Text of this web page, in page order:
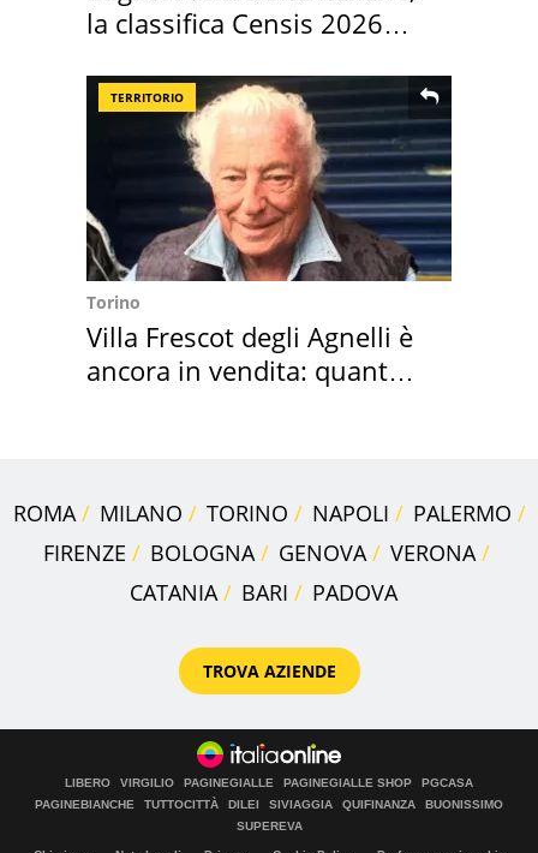
la classifica Censis 2026
TERRITORIO
Torino
Villa Frescot degli Agnelli è
ancora in vendita: quanto
ROMA MILANO TORINO NAPOLI
PALERMO
FIRENZE
BOLOGNA GENOVA
VERONA
CATANIA
BARI PADOVA
TROVA AZIENDE
LIBERO VIRGILIO PAGINEGIALLE PAGINEGIALLE SHOP
PGCASA
PAGINEBIANCHE
TUTTOCITTÀ DILEI SIVIAGGIA QUIFINANZA
BUONISSIMO
SUPEREVA